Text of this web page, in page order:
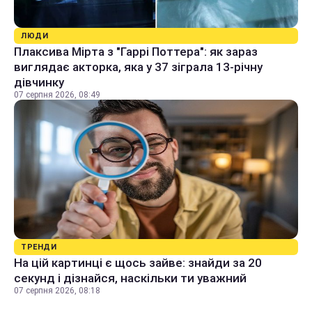
ЛЮДИ
Плаксива Мірта з "Гаррі Поттера": як зараз
виглядає акторка, яка у 37 зіграла 13-річну
дівчинку
07 серпня 2026, 08:49
ТРЕНДИ
На цій картинці є щось зайве: знайди за 20
секунд і дізнайся, наскільки ти уважний
07 серпня 2026, 08:18